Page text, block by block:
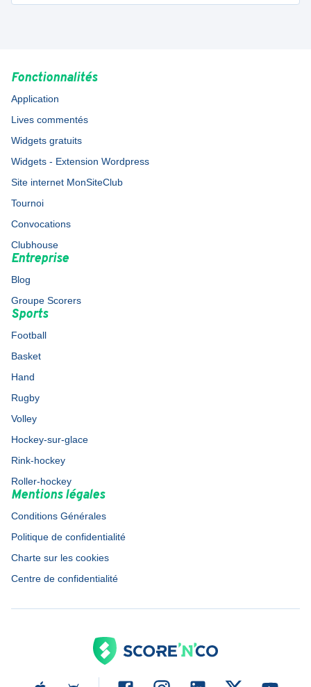
Fonctionnalités
Application
Lives commentés
Widgets gratuits
Widgets - Extension Wordpress
Site internet MonSiteClub
Tournoi
Convocations
Clubhouse
Entreprise
Blog
Groupe Scorers
Sports
Football
Basket
Hand
Rugby
Volley
Hockey-sur-glace
Rink-hockey
Roller-hockey
Mentions légales
Conditions Générales
Politique de confidentialité
Charte sur les cookies
Centre de confidentialité